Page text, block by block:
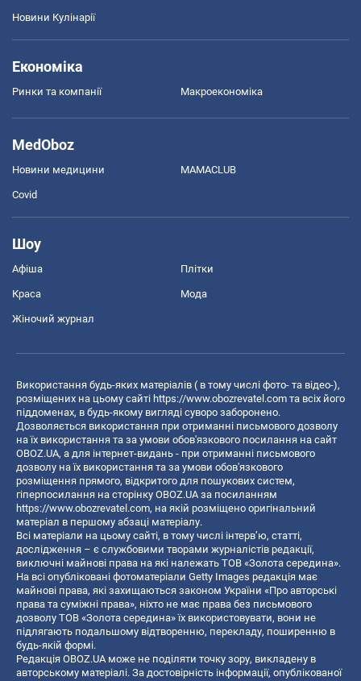
Новини Кулінарії
Економіка
Ринки та компанії Макроекономіка
MedOboz
Новини медицини MAMACLUB
Covid
Шоу
Афіша Плітки
Краса Мода
Жіночий журнал
Використання будь-яких матеріалів ( в тому числі фото- та відео-),
розміщених на цьому сайті https://www.obozrevatel.com та всіх його
піддоменах, в будь-якому вигляді суворо заборонено.
Дозволяється використання при отриманні письмового дозволу
на їх використання та за умови обов'язкового посилання на сайт
OBOZ.UA, а для інтернет-видань - при отриманні письмового
дозволу на їх використання та за умови обов'язкового
розміщення прямого, відкритого для пошукових систем,
гіперпосилання на сторінку OBOZ.UA за посиланням
https://www.obozrevatel.com, на якій розміщено оригінальний
матеріал в першому абзаці матеріалу.
Всі матеріали на цьому сайті, в тому числі інтерв’ю, статті,
дослідження – є службовими творами журналістів редакції,
виключні майнові права на які належать ТОВ «Золота середина».
На всі опубліковані фотоматеріали Getty Images редакція має
майнові права, які захищаються законом України «Про авторські
права та суміжні права», ніхто не має права без письмового
дозволу ТОВ «Золота середина» їх використовувати, вони не
підлягають подальшому відтворенню, перекладу, поширенню в
будь-якій формі.
Редакція OBOZ.UA може не поділяти точку зору, викладену в
авторському матеріалі. За достовірність інформації, опублікованої